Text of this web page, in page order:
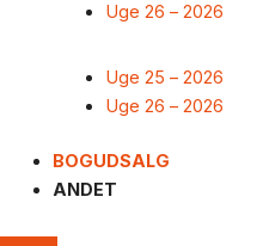
Uge 26 – 2026
Uge 25 – 2026
Uge 26 – 2026
BOGUDSALG
ANDET